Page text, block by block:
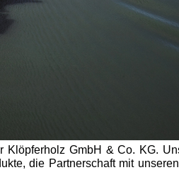
GmbH & Co. KG.
die Partnerschaft mit